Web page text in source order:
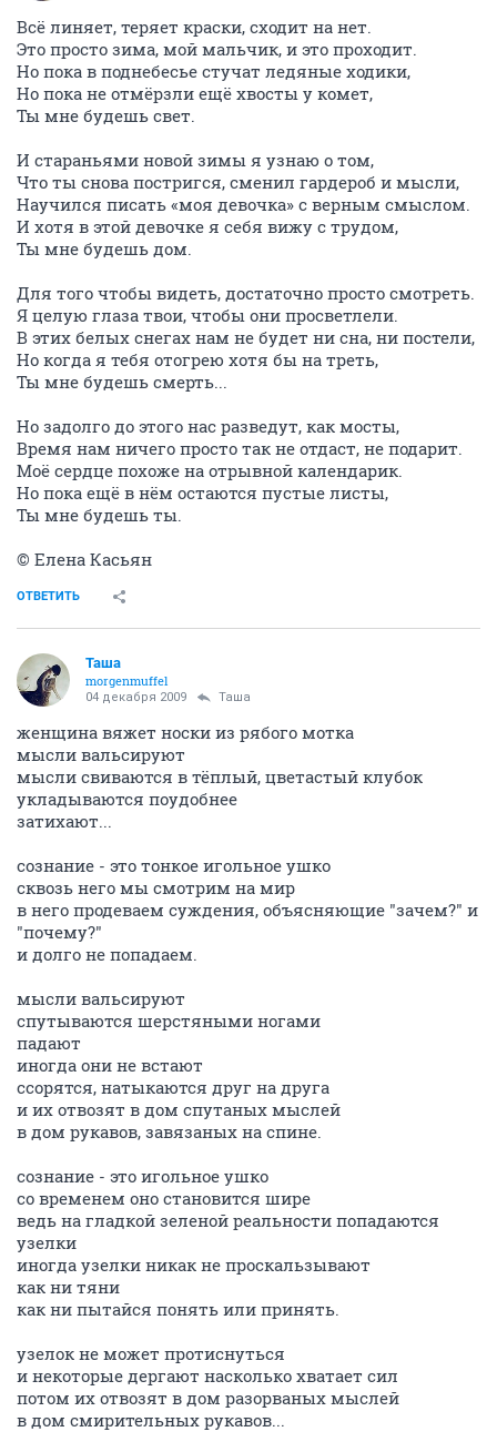
Всё линяет, теряет краски, сходит на нет.
Это просто зима, мой мальчик, и это проходит.
Но пока в поднебесье стучат ледяные ходики,
Но пока не отмёрзли ещё хвосты у комет,
Ты мне будешь свет.
И стараньями новой зимы я узнаю о том,
Что ты снова постригся, сменил гардероб и мысли,
Научился писать «моя девочка» с верным смыслом.
И хотя в этой девочке я себя вижу с трудом,
Ты мне будешь дом.
Для того чтобы видеть, достаточно просто смотреть.
Я целую глаза твои, чтобы они просветлели.
В этих белых снегах нам не будет ни сна, ни постели,
Но когда я тебя отогрею хотя бы на треть,
Ты мне будешь смерть...
Но задолго до этого нас разведут, как мосты,
Время нам ничего просто так не отдаст, не подарит.
Моё сердце похоже на отрывной календарик.
Но пока ещё в нём остаются пустые листы,
Ты мне будешь ты.
© Елена Касьян
ОТВЕТИТЬ
Таша
morgenmuffel
04 декабря 2009 Таша
женщина вяжет носки из рябого мотка
мысли вальсируют
мысли свиваются в тёплый, цветастый клубок
укладываются поудобнее
затихают...
сознание - это тонкое игольное ушко
сквозь него мы смотрим на мир
в него продеваем суждения, объясняющие "зачем?" и
"почему?"
и долго не попадаем.
мысли вальсируют
спутываются шерстяными ногами
падают
иногда они не встают
ссорятся, натыкаются друг на друга
и их отвозят в дом спутаных мыслей
в дом рукавов, завязаных на спине.
сознание - это игольное ушко
со временем оно становится шире
ведь на гладкой зеленой реальности попадаются
узелки
иногда узелки никак не проскальзывают
как ни тяни
как ни пытайся понять или принять.
узелок не может протиснуться
и некоторые дергают насколько хватает сил
потом их отвозят в дом разорваных мыслей
в дом смирительных рукавов...